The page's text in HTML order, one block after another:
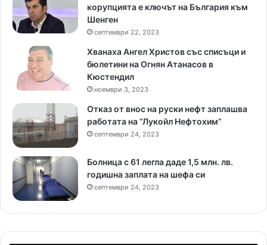
корупцията е ключът на България към
Шенген
септември 22, 2023
Хванаха Ангел Христов със списъци и
бюлетини на Огнян Атанасов в
Кюстендил
ноември 3, 2023
Отказ от внос на руски нефт заплашва
работата на “Лукойл Нефтохим”
септември 24, 2023
Болница с 61 легла даде 1,5 млн. лв.
годишна заплата на шефа си
септември 24, 2023